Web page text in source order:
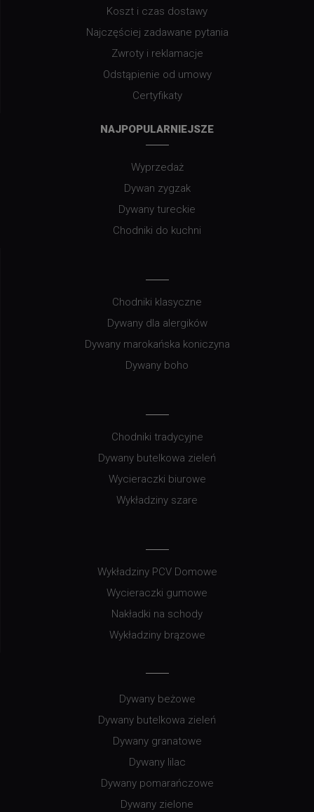
Koszt i czas dostawy
Najczęściej zadawane pytania
Zwroty i reklamacje
Odstąpienie od umowy
Certyfikaty
NAJPOPULARNIEJSZE
Wyprzedaż
Dywan zygzak
Dywany tureckie
Chodniki do kuchni
Chodniki klasyczne
Dywany dla alergików
Dywany marokańska koniczyna
Dywany boho
Chodniki tradycyjne
Dywany butelkowa zieleń
Wycieraczki biurowe
Wykładziny szare
Wykładziny PCV Domowe
Wycieraczki gumowe
Nakładki na schody
Wykładziny brązowe
Dywany beżowe
Dywany butelkowa zieleń
Dywany granatowe
Dywany lilac
Dywany pomarańczowe
Dywany zielone